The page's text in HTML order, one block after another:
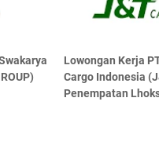
Lowongan Kerja
Cargo Indonesia
Penempatan